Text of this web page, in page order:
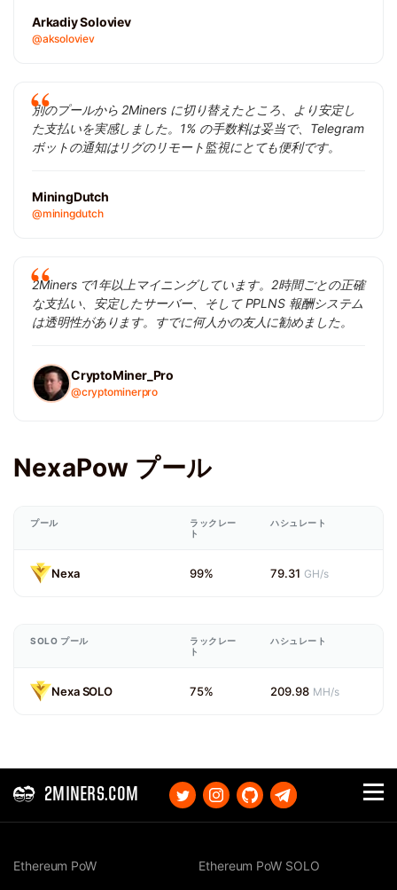
Arkadiy Soloviev
@aksoloviev
別のプールから 2Miners に切り替えたところ、より安定し
た支払いを実感しました。1% の手数料は妥当で、Telegram
ボットの通知はリグのリモート監視にとても便利です。
MiningDutch
@miningdutch
2Miners で1年以上マイニングしています。2時間ごとの正確
な支払い、安定したサーバー、そして PPLNS 報酬システム
は透明性があります。すでに何人かの友人に勧めました。
CryptoMiner_Pro
@cryptominerpro
NexaPow プール
プール
ラックレー
ト
ハシュレート
Nexa 99% 79.31 GH/s
SOLO プール
ラックレー
ト
ハシュレート
Nexa SOLO 75% 209.98 MH/s
2MINERS.COM
Ethereum PoW Ethereum PoW SOLO